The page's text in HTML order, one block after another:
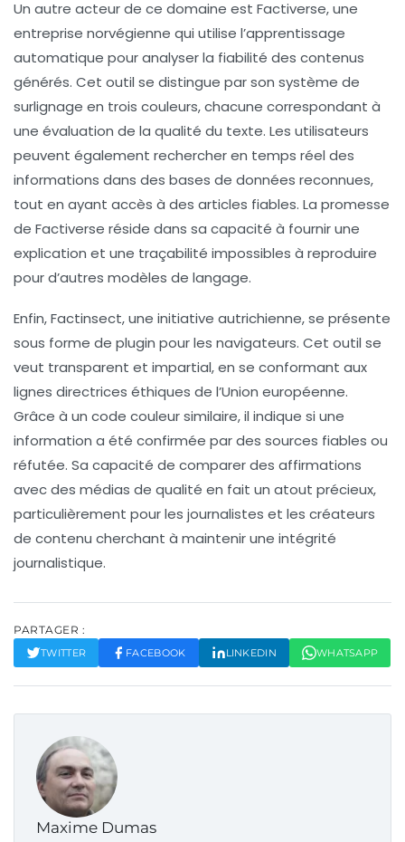
Un autre acteur de ce domaine est Factiverse, une
entreprise norvégienne qui utilise l’apprentissage
automatique pour analyser la fiabilité des contenus
générés. Cet outil se distingue par son système de
surlignage en trois couleurs, chacune correspondant à
une évaluation de la qualité du texte. Les utilisateurs
peuvent également rechercher en temps réel des
informations dans des bases de données reconnues,
tout en ayant accès à des articles fiables. La promesse
de Factiverse réside dans sa capacité à fournir une
explication et une traçabilité impossibles à reproduire
pour d’autres modèles de langage.
Enfin,Factinsect, une initiative autrichienne, se présente
sous forme de plugin pour les navigateurs. Cet outil se
veut transparent et impartial, en se conformant aux
lignes directrices éthiques de l’Union européenne.
Grâce à un code couleur similaire, il indique si une
information a été confirmée par des sources fiables ou
réfutée. Sa capacité de comparer des affirmations
avec des médias de qualité en fait un atout précieux,
particulièrement pour les journalistes et les créateurs
de contenu cherchant à maintenir une intégrité
journalistique.
PARTAGER :
TWITTER FACEBOOK LINKEDIN WHATSAPP
Maxime Dumas